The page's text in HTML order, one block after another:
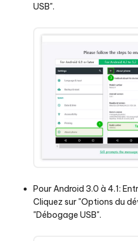
USB".
Pour Android 3.0 à 4.1:
Cliquez sur "Options du
"Débogage USB".